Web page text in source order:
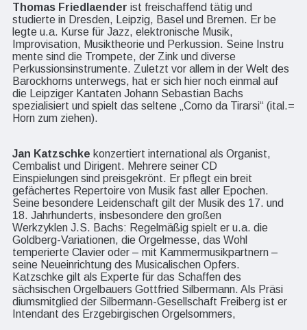
Thomas Friedlaender ist freischaffend tätig und
studierte in Dresden, Leipzig, Basel und Bremen. Er be
legte u.a. Kurse für Jazz, elektronische Musik,
Improvisation, Musiktheorie und Perkussion. Seine Instru
mente sind die Trompete, der Zink und diverse
Perkussionsinstrumente. Zuletzt vor allem in der Welt des
Barockhorns unterwegs, hat er sich hier noch einmal auf
die Leipziger Kantaten Johann Sebastian Bachs
spezialisiert und spielt das seltene „Corno da Tirarsi“ (ital.=
Horn zum ziehen).
Jan Katzschke konzertiert international als Organist,
Cembalist und Dirigent. Mehrere seiner CD
Einspielungen sind preisgekrönt. Er pflegt ein breit
gefächertes Repertoire von Musik fast aller Epochen.
Seine besondere Leidenschaft gilt der Musik des 17. und
18. Jahrhunderts, insbesondere den großen
Werkzyklen J.S. Bachs: Regelmäßig spielt er u.a. die
Goldberg-Variationen, die Orgelmesse, das Wohl
temperierte Clavier oder – mit Kammermusikpartnern –
seine Neueinrichtung des Musicalischen Opfers.
Katzschke gilt als Experte für das Schaffen des
sächsischen Orgelbauers Gottfried Silbermann. Als Präsi
diumsmitglied der Silbermann-Gesellschaft Freiberg ist er
Intendant des Erzgebirgischen Orgelsommers,